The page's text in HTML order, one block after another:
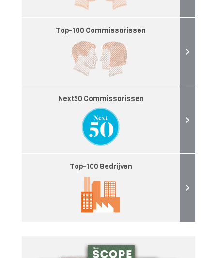
Top-100 Commissarissen
Next50 Commissarissen
Top-100 Bedrijven